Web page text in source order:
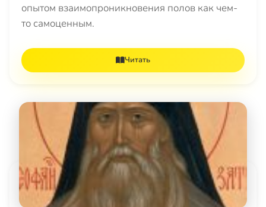
опытом взаимопроникновения полов как чем-
то самоценным.
Читать